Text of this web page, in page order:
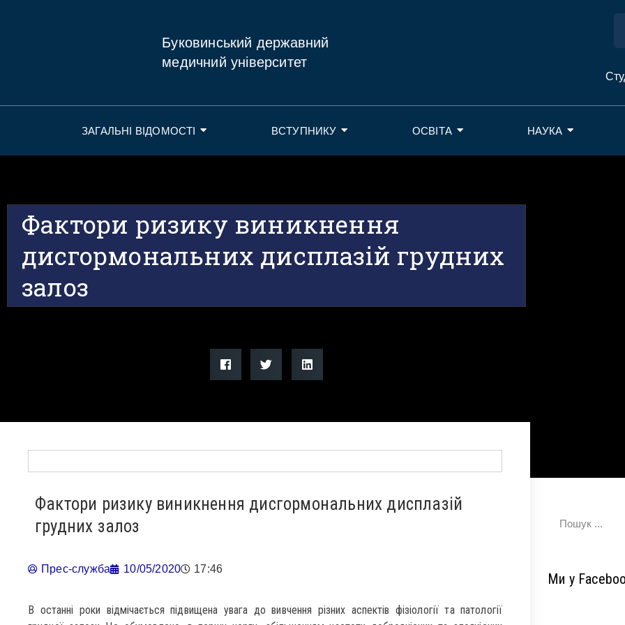
Буковинський державний
медичний університет
ЗАГАЛЬНІ ВІДОМОСТІ ВСТУПНИКУ ОСВІТА НАУКА
Фактори ризику виникнення
дисгормональних дисплазій грудних
залоз
Фактори ризику виникнення дисгормональних дисплазій
грудних залоз
Прес-служба 10/05/2020 17:46
В останні роки відмічається підвищена увага до вивчення різних аспектів фізіології та патології
Ми у